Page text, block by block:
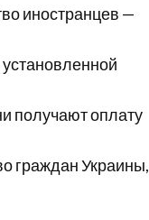
иностранцев —
получают оплату
граждан Украины,